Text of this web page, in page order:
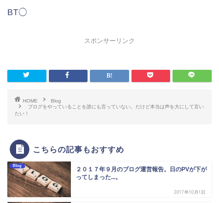
BT◯
スポンサーリンク
HOME
Blog
ブログをやっていることを誰にも言っていない。だけど本当は声を大にして言い
たい！
こちらの記事もおすすめ
Blog
２０１７年９月のブログ運営報告。日のPVが下が
ってしまった...。
2017年10月1日